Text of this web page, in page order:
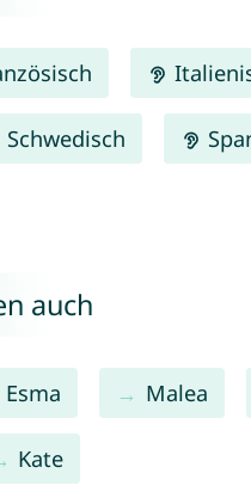
Schwedisch
auch
Esma Malea
Kate